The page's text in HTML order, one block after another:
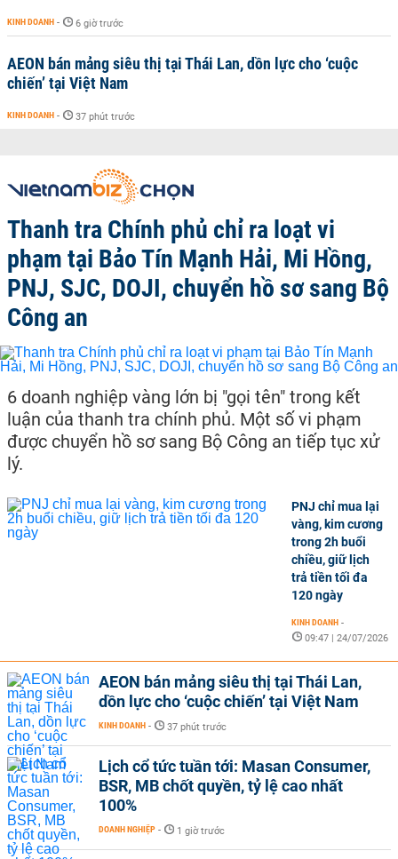
KINH DOANH - 6 giờ trước
AEON bán mảng siêu thị tại Thái Lan, dồn lực cho ‘cuộc
chiến’ tại Việt Nam
KINH DOANH - 37 phút trước
Thanh tra Chính phủ chỉ ra loạt vi
phạm tại Bảo Tín Mạnh Hải, Mi Hồng,
PNJ, SJC, DOJI, chuyển hồ sơ sang Bộ
Công an
6 doanh nghiệp vàng lớn bị "gọi tên" trong kết
luận của thanh tra chính phủ. Một số vi phạm
được chuyển hồ sơ sang Bộ Công an tiếp tục xử
lý.
PNJ chỉ mua lại
vàng, kim cương
trong 2h buổi
chiều, giữ lịch
trả tiền tối đa
120 ngày
KINH DOANH -
09:47 | 24/07/2026
AEON bán mảng siêu thị tại Thái Lan,
dồn lực cho ‘cuộc chiến’ tại Việt Nam
KINH DOANH - 37 phút trước
Lịch cổ tức tuần tới: Masan Consumer,
BSR, MB chốt quyền, tỷ lệ cao nhất
100%
DOANH NGHIỆP - 1 giờ trước